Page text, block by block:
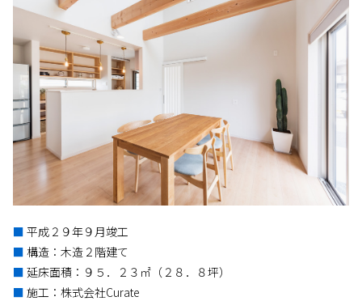
■ 平成２９年９月竣工
■ 構造：木造２階建て
■ 延床面積：９５．２３㎡（２８．８坪）
■ 施工：株式会社Curate